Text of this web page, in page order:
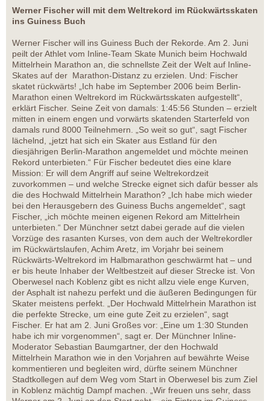
Werner Fischer will mit dem Weltrekord im Rückwärtsskaten
ins Guiness Buch
Werner Fischer will ins Guiness Buch der Rekorde. Am 2. Juni
peilt der Athlet vom Inline-Team Skate Munich beim Hochwald
Mittelrhein Marathon an, die schnellste Zeit der Welt auf Inline-
Skates auf der Marathon-Distanz zu erzielen. Und: Fischer
skatet rückwärts! „Ich habe im September 2006 beim Berlin-
Marathon einen Weltrekord im Rückwärtsskaten aufgestellt“,
erklärt Fischer. Seine Zeit von damals: 1:45:56 Stunden – erzielt
mitten in einem engen und vorwärts skatenden Starterfeld von
damals rund 8000 Teilnehmern. „So weit so gut“, sagt Fischer
lächelnd, „jetzt hat sich ein Skater aus Estland für den
diesjährigen Berlin-Marathon angemeldet und möchte meinen
Rekord unterbieten.“ Für Fischer bedeutet dies eine klare
Mission: Er will dem Angriff auf seine Weltrekordzeit
zuvorkommen – und welche Strecke eignet sich dafür besser als
die des Hochwald Mittelrhein Marathon? „Ich habe mich wieder
bei den Herausgebern des Guiness Buchs angemeldet“, sagt
Fischer, „ich möchte meinen eigenen Rekord am Mittelrhein
unterbieten.“ Der Münchner setzt dabei gerade auf die vielen
Vorzüge des rasanten Kurses, von dem auch der Weltrekordler
im Rückwärtslaufen, Achim Aretz, im Vorjahr bei seinem
Rückwärts-Weltrekord im Halbmarathon geschwärmt hat – und
er bis heute Inhaber der Weltbestzeit auf dieser Strecke ist. Von
Oberwesel nach Koblenz gibt es nicht allzu viele enge Kurven,
der Asphalt ist nahezu perfekt und die äußeren Bedingungen für
Skater meistens perfekt. „Der Hochwald Mittelrhein Marathon ist
die perfekte Strecke, um eine gute Zeit zu erzielen“, sagt
Fischer. Er hat am 2. Juni Großes vor: „Eine um 1:30 Stunden
habe ich mir vorgenommen“, sagt er. Der Münchner Inline-
Moderator Sebastian Baumgartner, der den Hochwald
Mittelrhein Marathon wie in den Vorjahren auf bewährte Weise
kommentieren und begleiten wird, dürfte seinem Münchner
Stadtkollegen auf dem Weg vom Start in Oberwesel bis zum Ziel
in Koblenz mächtig Dampf machen. „Wir freuen uns sehr, dass